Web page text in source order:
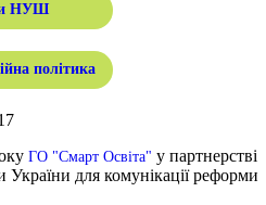
НУШ
політика
ГО "Смарт Освіта" у партнерстві
України для комунікації реформи